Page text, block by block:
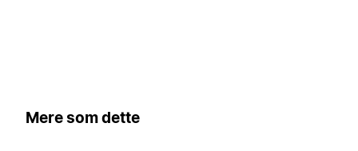
Mere som dette